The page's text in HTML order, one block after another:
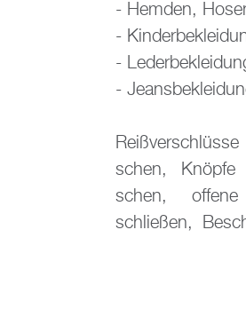
- Hem­den,
-
-
-
schen,
schen,
schlie­ßen,